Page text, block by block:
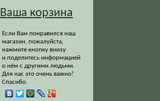
Ваша корзина
Если Вам понравился наш
магазин, пожалуйста,
нажмите кнопку внизу
и поделитесь информацией
о нём с другими людьми.
Для нас это очень важно!
Спасибо.